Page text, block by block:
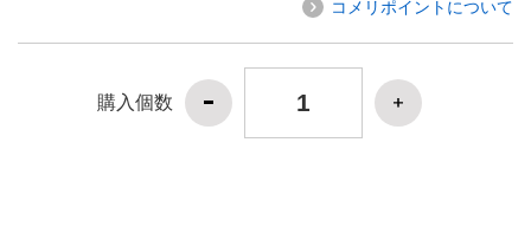
コメリポイントについて
購入個数